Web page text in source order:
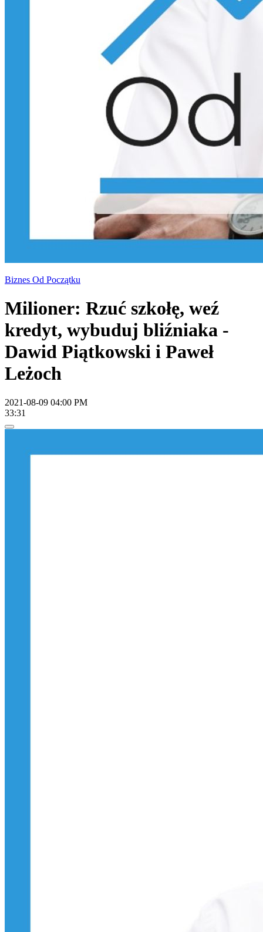
Biznes Od Początku
Milioner: Rzuć szkołę, weź
kredyt, wybuduj bliźniaka -
Dawid Piątkowski i Paweł
Leżoch
2021-08-09 04:00 PM
33:31